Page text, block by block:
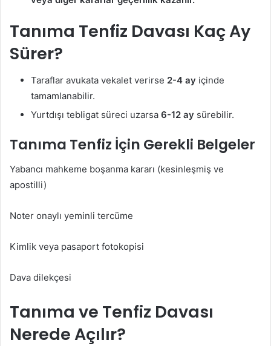
Tanıma Tenfiz Davası Kaç Ay
Sürer?
Taraflar avukata vekalet verirse 2-4 ay içinde
tamamlanabilir.
Yurtdışı tebligat süreci uzarsa 6-12 ay sürebilir.
Tanıma Tenfiz İçin Gerekli Belgeler
Yabancı mahkeme boşanma kararı (kesinleşmiş ve
apostilli)
Noter onaylı yeminli tercüme
Kimlik veya pasaport fotokopisi
Dava dilekçesi
Tanıma ve Tenfiz Davası
Nerede Açılır?